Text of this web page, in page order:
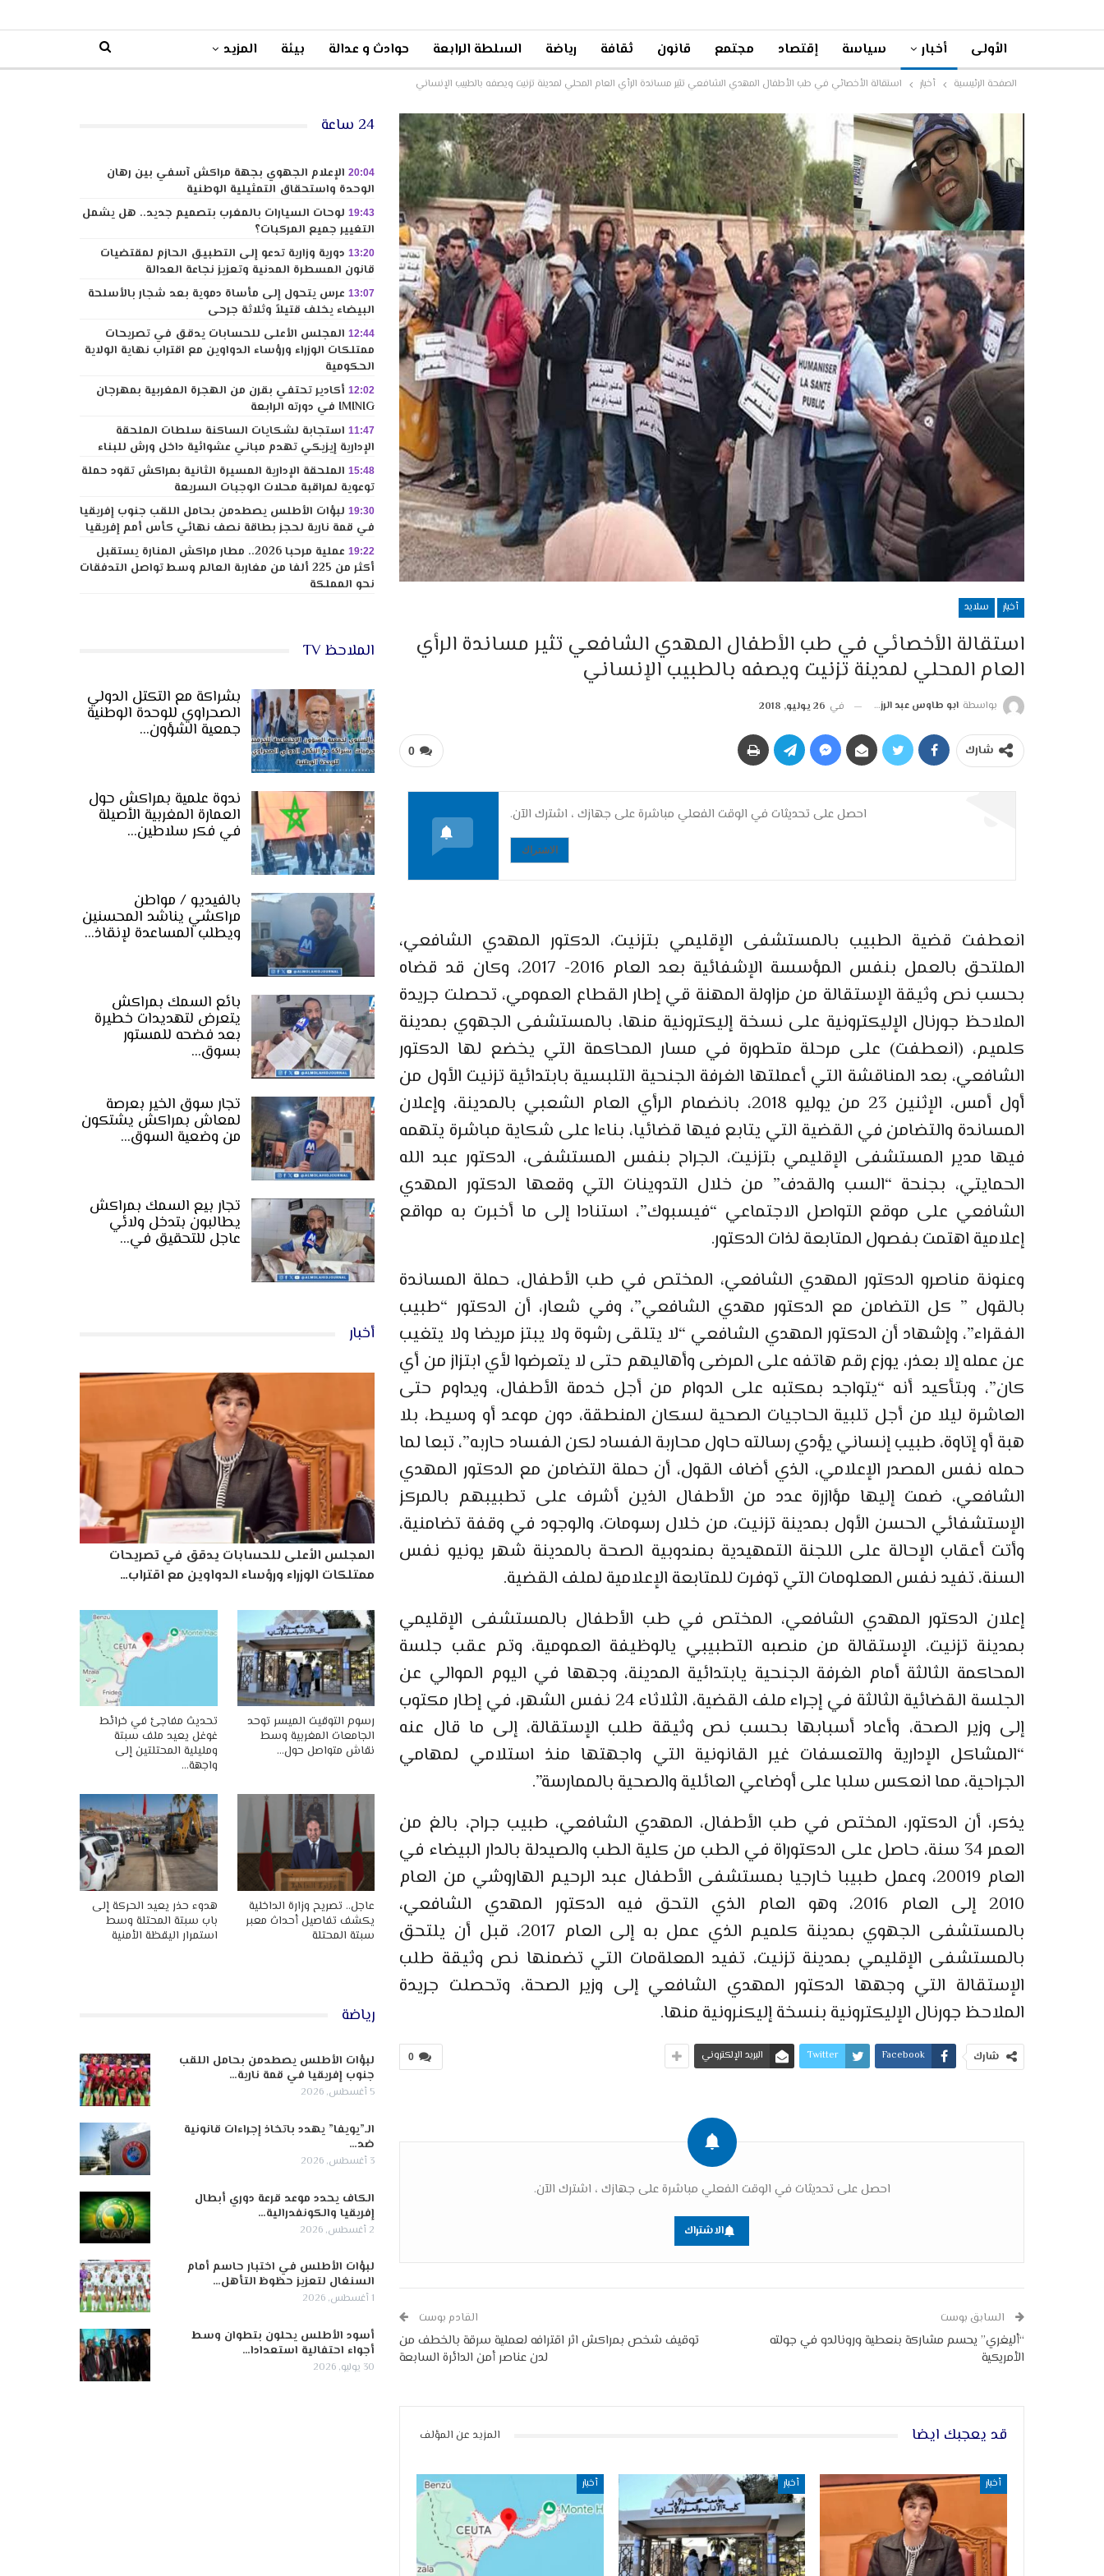
الأولى أخبار سياسة إقتصاد مجتمع قانون ثقافة رياضة السلطة الرابعة حوادث و عدالة بيئة المزيد
الصفحة الرئيسية أخبار استقالة الأخصائي في طب الأطفال المهدي الشافعي تثير مساندة الرأي العام المحلي لمدينة تزنيت ويصفه بالطبيب الإنساني
أخبار سلايد
استقالة الأخصائي في طب الأطفال المهدي الشافعي تثير مساندة الرأي
العام المحلي لمدينة تزنيت ويصفه بالطبيب الإنساني
بواسطة ابو طاوس عبد الرزاق في 26 يوليو, 2018
0 شارك
احصل على تحديثات في الوقت الفعلي مباشرة على جهازك ، اشترك الآن.
الاشتراك
انعطفت قضية الطبيب بالمستشفى الإقليمي بتزنيت، الدكتور المهدي الشافعي،
الملتحق بالعمل بنفس المؤسسة الإشفائية بعد العام 2016- 2017، وكان قد قضاه
بحسب نص وثيقة الإستقالة من مزاولة المهنة قي إطار القطاع العمومي، تحصلت جريدة
الملاحظ جورنال الإليكترونية على نسخة إليكترونية منها، بالمستشفى الجهوي بمدينة
كلميم، (انعطفت) على مرحلة متطورة في مسار المحاكمة التي يخضع لها الدكتور
الشافعي، بعد المناقشة التي أعملتها الغرفة الجنحية التلبسية بابتدائية تزنيت الأول من
أول أمس، الإثنين 23 من يوليو 2018، بانضمام الرأي العام الشعبي بالمدينة، وإعلان
المساندة والتضامن في القضية التي يتابع فيها قضائيا، بناءا على شكاية مباشرة يتهمه
فيها مدير المستشفى الإقليمي بتزنيت، الجراح بنفس المستشفى، الدكتور عبد الله
الحمايتي، بجنحة “السب والقدف” من خلال التدوينات التي وقعها الدكتور المهدي
الشافعي على موقع التواصل الاجتماعي “فيسبوك”، استنادا إلى ما أخبرت به مواقع
إعلامية اهتمت بفصول المتابعة لذات الدكتور.
وعنونة مناصرو الدكتور المهدي الشافعي، المختص في طب الأطفال، حملة المساندة
بالقول ” كل التضامن مع الدكتور مهدي الشافعي”، وفي شعار، أن الدكتور “طبيب
الفقراء”، وإشهاد أن الدكتور المهدي الشافعي “لا يتلقى رشوة ولا يبتز مريضا ولا يتغيب
عن عمله إلا بعذر، يوزع رقم هاتفه على المرضى وأهاليهم حتى لا يتعرضوا لأي ابتزاز من أي
كان”، وبتأكيد أنه “يتواجد بمكتبه على الدوام من أجل خدمة الأطفال، ويداوم حتى
العاشرة ليلا من أجل تلبية الحاجيات الصحية لسكان المنطقة، دون موعد أو وسيط، بلا
هبة أو إتاوة، طبيب إنساني يؤدي رسالته حاول محاربة الفساد لكن الفساد حاربه”، تبعا لما
حمله نفس المصدر الإعلامي، الذي أضاف القول، أن حملة التضامن مع الدكتور المهدي
الشافعي، ضمت إليها مؤازرة عدد من الأطفال الذين أشرف على تطبيبهم بالمركز
الإستشفائي الحسن الأول بمدينة تزنيت، من خلال رسومات، والوجود في وقفة تضامنية،
وأتت أعقاب الإحالة على اللجنة التمهيدية بمندوبية الصحة بالمدينة شهر يونيو نفس
السنة، تفيد نفس المعلومات التي توفرت للمتابعة الإعلامية لملف القضية.
إعلان الدكتور المهدي الشافعي، المختص في طب الأطفال بالمستشفى الإقليمي
بمدينة تزنيت، الإستقالة من منصبه التطبيبي يالوظيفة العمومية، وتم عقب جلسة
المحاكمة الثالثة أمام الغرفة الجنحية يابتدائية المدينة، وجهها في اليوم الموالي عن
الجلسة القضائية الثالثة في إجراء ملف القضية، الثلاثاء 24 نفس الشهر، في إطار مكتوب
إلى وزير الصحة، وأعاد أسبابها بحسب نص وثيقة طلب الإستقالة، إلى ما قال عنه
“المشاكل الإدارية والتعسفات غير القانونية التي واجهتها منذ استلامي لمهامي
الجراحية، مما انعكس سلبا على أوضاعي العائلية والصحية بالممارسة”.
يذكر، أن الدكتور، المختص في طب الأطفال، المهدي الشافعي، طبيب جراح، بالغ من
العمر 34 سنة، حاصل على الدكتوراة في الطب من كلية الطب والصيدلة بالدار البيضاء في
العام 20019، وعمل طبيبا خارجيا بمستشفى الأطفال عبد الرحيم الهاروشي من العام
2010 إلى العام 2016، وهو العام الذي التحق فيه الدكتور المهدي الشافعي،
بالمستشفى الجهوي بمدينة كلميم الذي عمل به إلى العام 2017، قبل أن يلتحق
بالمستشفى الإقليمي بمدينة تزنيت، تفيد المعلةمات التي تضمنها نص وثيقة طلب
الإستقالة التي وجهها الدكتور المهدي الشافعي إلى وزير الصحة، وتحصلت جريدة
الملاحظ جورنال الإليكترونية بنسخة إليكنرونية منها.
0 شارك Facebook
Twitter البريد الإلكتروني
احصل على تحديثات في الوقت الفعلي مباشرة على جهازك ، اشترك الآن.
الاشتراك
السابق بوست
“أليغري” يحسم مشاركة بنعطية ورونالدو في جولته
الأمريكية
القادم بوست
توقيف شخص بمراكش اثر اقترافه لعملية سرقة بالخطف من
لدن عناصر أمن الدائرة السابعة
قد يعجبك ايضا المزيد عن المؤلف
أخبار أخبار أخبار
24 ساعة
20:04 الإعلام الجهوي بجهة مراكش آسفي بين رهان
الوحدة واستحقاق التمثيلية الوطنية
19:43 لوحات السيارات بالمغرب بتصميم جديد.. هل يشمل
التغيير جميع المركبات؟
13:20 دورية وزارية تدعو إلى التطبيق الحازم لمقتضيات
قانون المسطرة المدنية وتعزيز نجاعة العدالة
13:07 عرس يتحول إلى مأساة دموية بعد شجار بالأسلحة
البيضاء يخلف قتيلاً وثلاثة جرحى
12:44 المجلس الأعلى للحسابات يدقق في تصريحات
ممتلكات الوزراء ورؤساء الدواوين مع اقتراب نهاية الولاية
الحكومية
12:02 أكادير تحتفي بقرن من الهجرة المغربية بمهرجان
IMINIG في دورته الرابعة
11:47 استجابة لشكايات الساكنة سلطات الملحقة
الإدارية إيزيكي تهدم مباني عشوائية داخل ورش للبناء
15:48 الملحقة الإدارية المسيرة الثانية بمراكش تقود حملة
توعوية لمراقبة محلات الوجبات السريعة
19:30 لبؤات الأطلس يصطدمن بحامل اللقب جنوب إفريقيا
في قمة نارية لحجز بطاقة نصف نهائي كأس أمم إفريقيا
19:22
عملية مرحبا 2026.. مطار مراكش المنارة يستقبل
أكثر من 225 ألفا من مغاربة العالم وسط تواصل التدفقات
نحو المملكة
الملاحظ TV
بشراكة مع التكتل الدولي
الصحراوي للوحدة الوطنية
جمعية الشؤون…
ندوة علمية بمراكش حول
العمارة المغربية الأصيلة
في فكر سلاطين…
بالفيديو / مواطن
مراكشي يناشد المحسنين
ويطلب المساعدة لإنقاذ…
بائع السمك بمراكش
يتعرض لتهديدات خطيرة
بعد فضحه للمستور
بسوق…
تجار سوق الخير بعرصة
لمعاش بمراكش يشتكون
من وضعية السوق…
تجار بيع السمك بمراكش
يطالبون بتدخل ولائي
عاجل للتحقيق في…
أخبار
المجلس الأعلى للحسابات يدقق في تصريحات
ممتلكات الوزراء ورؤساء الدواوين مع اقتراب…
رسوم التوقيت الميسر توحد
الجامعات المغربية وسط
نقاش متواصل حول…
تحديث مفاجئ في خرائط
غوغل يعيد ملف سبتة
ومليلية المحتلتين إلى
واجهة…
عاجل.. تصريح وزارة الداخلية
يكشف تفاصيل أحداث معبر
سبتة المحتلة
هدوء حذر يعيد الحركة إلى
باب سبتة المحتلة وسط
استمرار اليقظة الأمنية
رياضة
لبؤات الأطلس يصطدمن بحامل اللقب
جنوب إفريقيا في قمة نارية…
5 أغسطس, 2026
الـ”يويفا” يهدد باتخاذ إجراءات قانونية
ضد…
3 أغسطس, 2026
الكاف يحدد موعد قرعة دوري أبطال
إفريقيا والكونفدرالية…
2 أغسطس, 2026
لبؤات الأطلس في اختبار حاسم أمام
السنغال لتعزيز حظوظ التأهل…
1 أغسطس, 2026
أسود الأطلس يحلون بتطوان وسط
أجواء احتفالية استعدادا…
30 يوليو, 2026